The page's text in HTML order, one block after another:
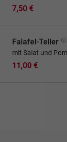
7,50 €
Falafel-Teller
mit Salat und
11,00 €